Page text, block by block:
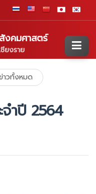
งคมศาสตร์
ยงราย
าวทั้งหมด
ำปี 2564